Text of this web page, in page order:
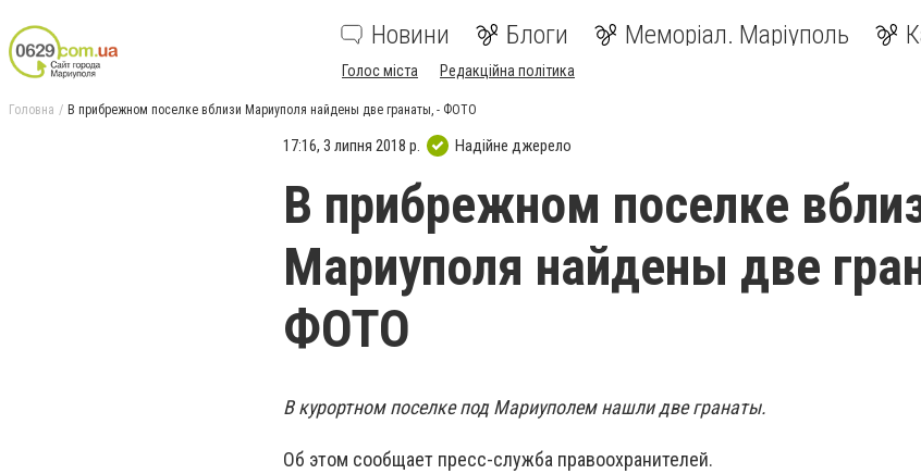
Новини Блоги Меморіал. Маріуполь
Голос міста Редакційна політика
Головна В прибрежном поселке вблизи Мариуполя найдены две гранаты, - ФОТО
17:16, 3 липня 2018 р. Надійне джерело
В прибрежном поселке
Мариуполя найдены две
ФОТО
В курортном поселке под Мариуполем нашли две гранаты.
Об этом сообщает пресс-служба правоохранителей.